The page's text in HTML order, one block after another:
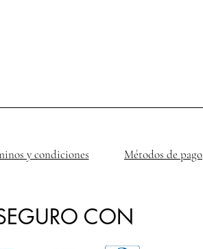
y condiciones Métodos de pago
CON